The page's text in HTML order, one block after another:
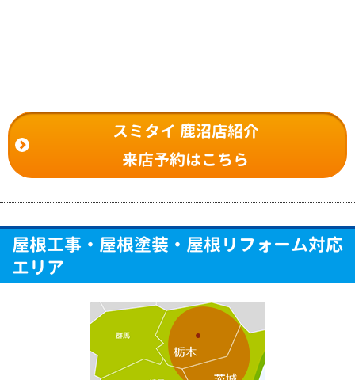
スミタイ 鹿沼店紹介
来店予約はこちら
屋根工事・屋根塗装・屋根リフォーム対応
エリア